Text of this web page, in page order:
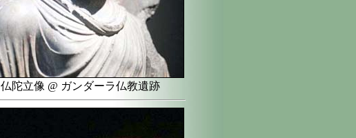
仏陀立像 @ ガンダーラ仏教遺跡